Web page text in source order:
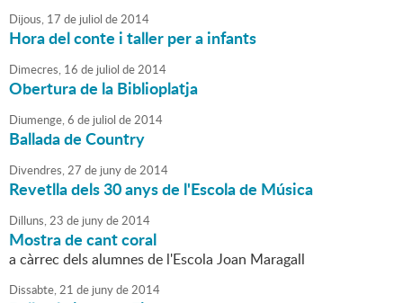
Dijous, 17 de juliol de2014
Hora del conte i taller per a infants
Dimecres, 16 de juliol de2014
Obertura de la Biblioplatja
Diumenge,6 de juliol de2014
Ballada de Country
Divendres,27 de junyde2014
Revetlla dels 30 anys de l'Escola de Música
Dilluns,23 de junyde2014
Mostra de cant coral
a càrrec dels alumnes de l'Escola Joan Maragall
Dissabte,21 de junyde2014